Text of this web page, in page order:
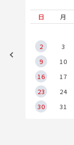
日
月
2
3
9
10
16
17
23
24
30
31